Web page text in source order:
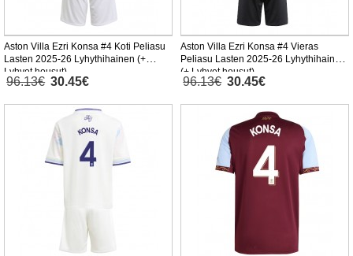
Aston Villa Ezri Konsa #4 Koti Peliasu
Lasten 2025-26 Lyhythihainen (+
Lyhyet housut)
96.13€ 30.45€
Aston Villa Ezri Konsa #4 Vieras
Peliasu Lasten 2025-26 Lyhythihainen
(+ Lyhyet housut)
96.13€ 30.45€